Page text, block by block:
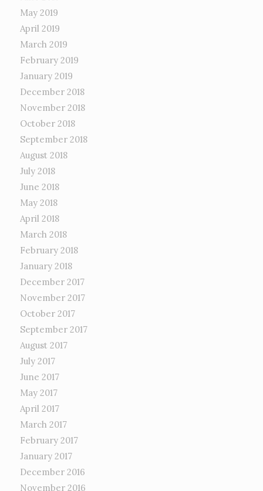
May 2019
April 2019
March 2019
February 2019
January 2019
December 2018
November 2018
October 2018
September 2018
August 2018
July 2018
June 2018
May 2018
April 2018
March 2018
February 2018
January 2018
December 2017
November 2017
October 2017
September 2017
August 2017
July 2017
June 2017
May 2017
April 2017
March 2017
February 2017
January 2017
December 2016
November 2016